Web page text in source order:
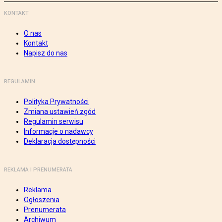
KONTAKT
O nas
Kontakt
Napisz do nas
REGULAMIN
Polityka Prywatności
Zmiana ustawień zgód
Regulamin serwisu
Informacje o nadawcy
Deklaracja dostępności
REKLAMA I PRENUMERATA
Reklama
Ogłoszenia
Prenumerata
Archiwum